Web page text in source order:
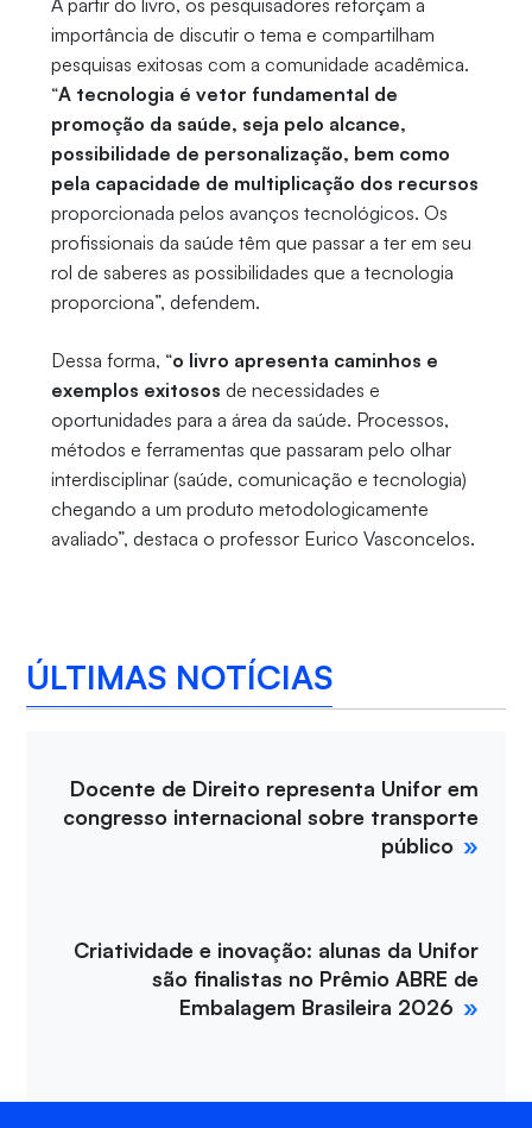
importância de discutir o tema e compartilham
pesquisas exitosas com a comunidade acadêmica.
“A tecnologia é vetor fundamental de
promoção da saúde, seja pelo alcance,
possibilidade de personalização, bem como
pela capacidade de multiplicação dos recursos
proporcionada pelos avanços tecnológicos. Os
profissionais da saúde têm que passar a ter em seu
rol de saberes as possibilidades que a tecnologia
proporciona”, defendem.
Dessa forma, “o livro apresenta caminhos e
exemplos exitosos de necessidades e
oportunidades para a área da saúde. Processos,
métodos e ferramentas que passaram pelo olhar
interdisciplinar (saúde, comunicação e tecnologia)
chegando a um produto metodologicamente
avaliado”, destaca o professor Eurico Vasconcelos.
ÚLTIMAS NOTÍCIAS
Docente de Direito representa Unifor em
congresso internacional sobre transporte
público
Criatividade e inovação: alunas da Unifor
são finalistas no Prêmio ABRE de
Embalagem Brasileira 2026